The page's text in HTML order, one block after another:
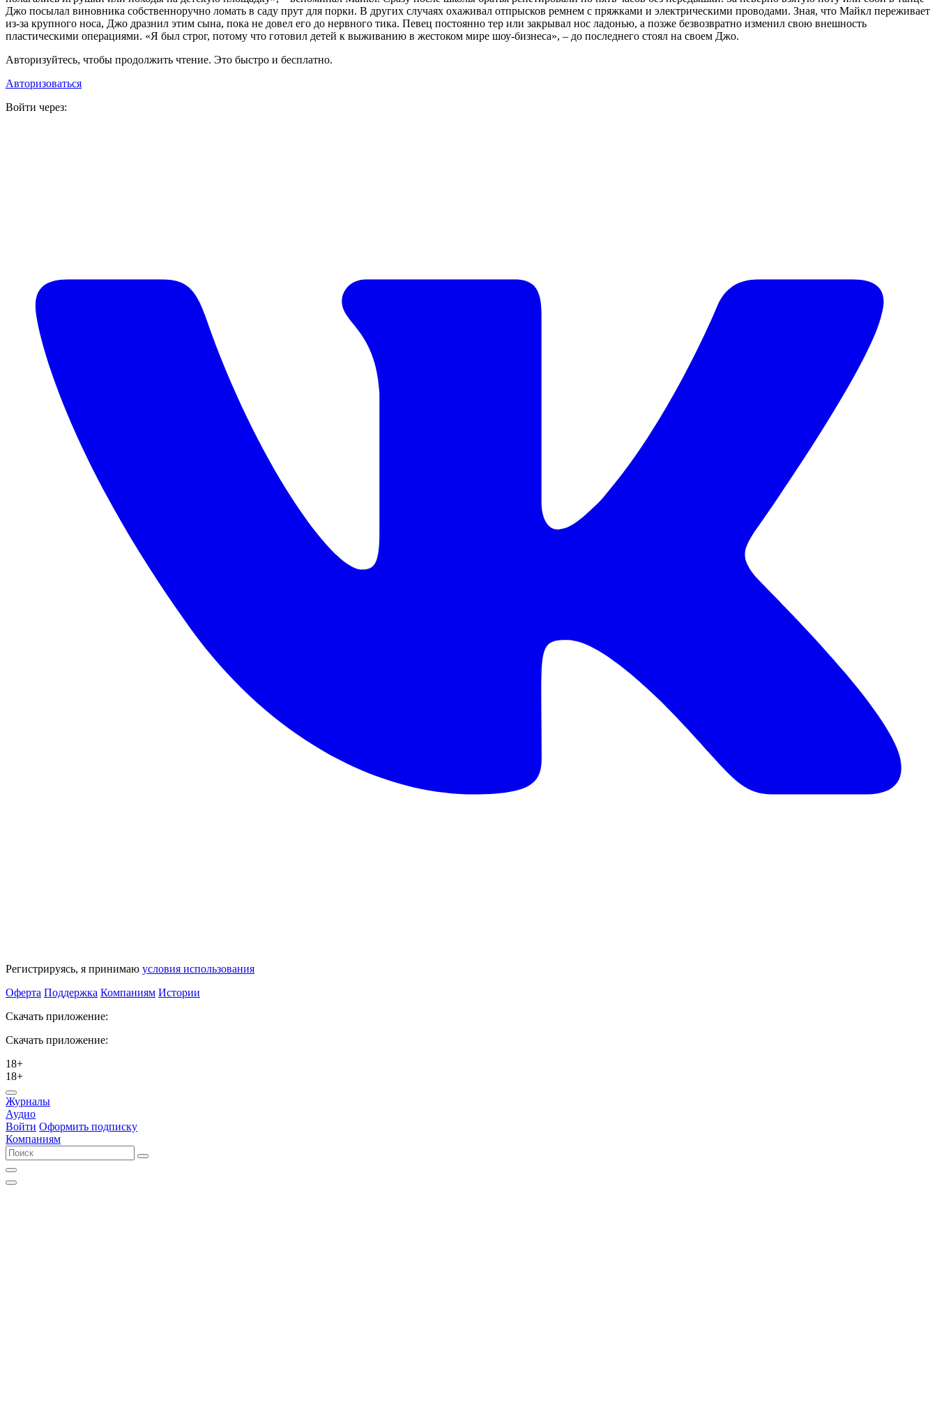
Джо посылал виновника собственноручно ломать в саду прут для порки. В других случаях охаживал отпрысков ремнем с пряжками и электрическими проводами. Зная, что Майкл переживает
из-за крупного носа, Джо дразнил этим сына, пока не довел его до нервного тика. Певец постоянно тер или закрывал нос ладонью, а позже безвозвратно изменил свою внешность
пластическими операциями. «Я был строг, потому что готовил детей к выживанию в жестоком мире шоу-бизнеса», – до последнего стоял на своем Джо.
Авторизуйтесь, чтобы продолжить чтение. Это быстро и бесплатно.
Авторизоваться
Войти через:
Регистрируясь, я принимаю условия использования
Оферта Поддержка Компаниям Истории
Скачать приложение:
Скачать приложение:
18+
18+
Журналы
Аудио
Войти Оформить подписку
Компаниям